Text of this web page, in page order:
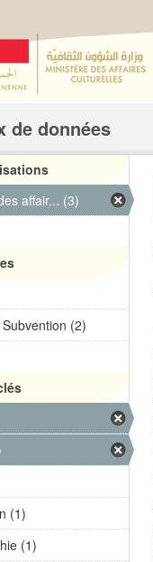
de données
affair... (3)
(2)
(1)
(1)